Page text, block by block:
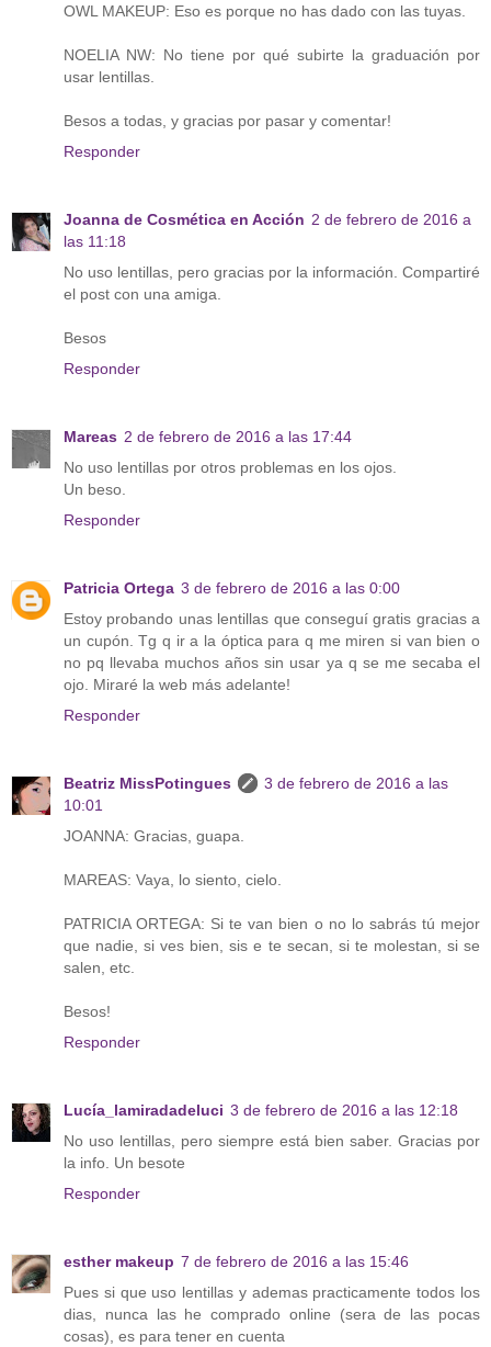
OWL MAKEUP: Eso es porque no has dado con las tuyas.
NOELIA NW: No tiene por qué subirte la graduación por
usar lentillas.
Besos a todas, y gracias por pasar y comentar!
Responder
Joanna de Cosmética en Acción 2 de febrero de 2016 a
las 11:18
No uso lentillas, pero gracias por la información. Compartiré
el post con una amiga.
Besos
Responder
Mareas 2 de febrero de 2016 a las 17:44
No uso lentillas por otros problemas en los ojos.
Un beso.
Responder
Patricia Ortega 3 de febrero de 2016 a las 0:00
Estoy probando unas lentillas que conseguí gratis gracias a
un cupón. Tg q ir a la óptica para q me miren si van bien o
no pq llevaba muchos años sin usar ya q se me secaba el
ojo. Miraré la web más adelante!
Responder
Beatriz MissPotingues
3 de febrero de 2016 a las
10:01
JOANNA: Gracias, guapa.
MAREAS: Vaya, lo siento, cielo.
PATRICIA ORTEGA: Si te van bien o no lo sabrás tú mejor
que nadie, si ves bien, sis e te secan, si te molestan, si se
salen, etc.
Besos!
Responder
Lucía_lamiradadeluci 3 de febrero de 2016 a las 12:18
No uso lentillas, pero siempre está bien saber. Gracias por
la info. Un besote
Responder
esther makeup 7 de febrero de 2016 a las 15:46
Pues si que uso lentillas y ademas practicamente todos los
dias, nunca las he comprado online (sera de las pocas
cosas), es para tener en cuenta